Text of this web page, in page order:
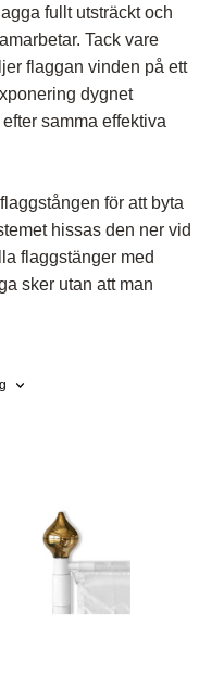
fullt utsträckt och
Tack vare
flaggan vinden på ett
dygnet
samma effektiva
för att byta
hissas den ner vid
flaggstänger med
sker utan att man